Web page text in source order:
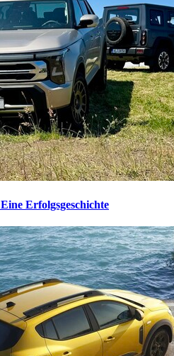
Eine Erfolgsgeschichte